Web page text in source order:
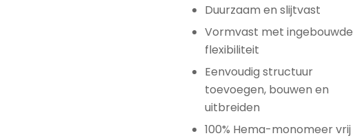
Duurzaam en slijtvast
Vormvast met ingebouwde
flexibiliteit
Eenvoudig structuur
toevoegen, bouwen en
uitbreiden
100% Hema-monomeer vrij